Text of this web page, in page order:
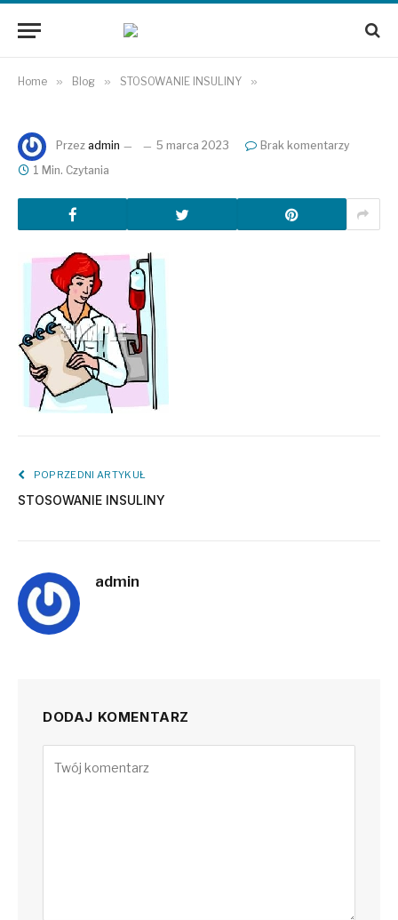
Home » Blog » STOSOWANIE INSULINY »
Przez admin 5 marca 2023
Brak komentarzy
1 Min. Czytania
POPRZEDNI ARTYKUŁ
STOSOWANIE INSULINY
admin
DODAJ KOMENTARZ